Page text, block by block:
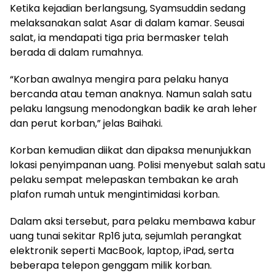
Ketika kejadian berlangsung, Syamsuddin sedang
melaksanakan salat Asar di dalam kamar. Seusai
salat, ia mendapati tiga pria bermasker telah
berada di dalam rumahnya.
“Korban awalnya mengira para pelaku hanya
bercanda atau teman anaknya. Namun salah satu
pelaku langsung menodongkan badik ke arah leher
dan perut korban,” jelas Baihaki.
Korban kemudian diikat dan dipaksa menunjukkan
lokasi penyimpanan uang. Polisi menyebut salah satu
pelaku sempat melepaskan tembakan ke arah
plafon rumah untuk mengintimidasi korban.
Dalam aksi tersebut, para pelaku membawa kabur
uang tunai sekitar Rp16 juta, sejumlah perangkat
elektronik seperti MacBook, laptop, iPad, serta
beberapa telepon genggam milik korban.